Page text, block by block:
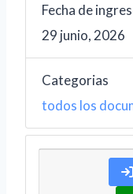
Fecha de
29 junio, 2026
Categorias
todos los